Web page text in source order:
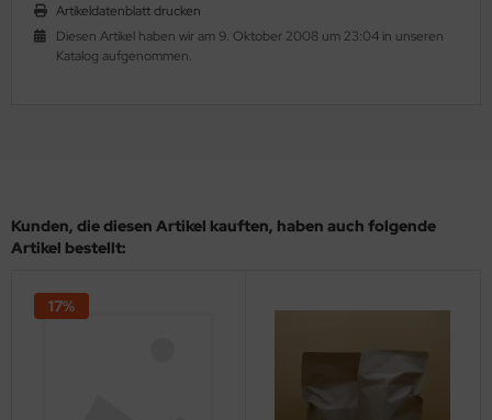
Artikeldatenblatt drucken
Diesen Artikel haben wir am 9. Oktober 2008 um 23:04 in unseren
Katalog aufgenommen.
Kunden, die diesen Artikel kauften, haben auch folgende
Artikel bestellt:
17%